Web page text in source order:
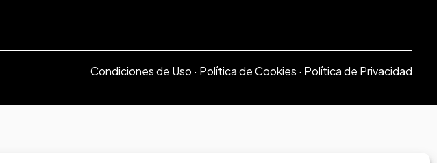
Condiciones de Uso · Política de Cookies · Política de Privacidad